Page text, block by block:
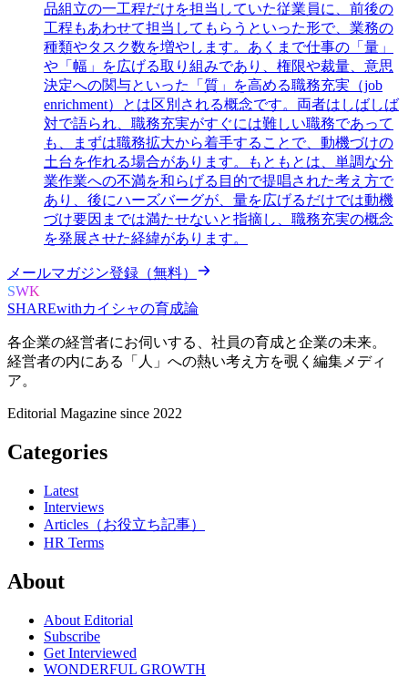
品組立の一工程だけを担当していた従業員に、前後の
工程もあわせて担当してもらうといった形で、業務の
種類やタスク数を増やします。あくまで仕事の「量」
や「幅」を広げる取り組みであり、権限や裁量、意思
決定への関与といった「質」を高める職務充実（job
enrichment）とは区別される概念です。両者はしばしば
対で語られ、職務充実がすぐには難しい職務であって
も、まずは職務拡大から着手することで、動機づけの
土台を作れる場合があります。もともとは、単調な分
業作業への不満を和らげる目的で提唱された考え方で
あり、後にハーズバーグが、量を広げるだけでは動機
づけ要因までは満たせないと指摘し、職務充実の概念
を発展させた経緯があります。
メールマガジン登録（無料）
SWK
SHAREwithカイシャの育成論
各企業の経営者にお伺いする、 社員の育成と企業の未来。
経営者の内にある
「人」への熱い考え方を覗く 編集メディ
ア。
Editorial Magazine since 2022
Categories
Latest
Interviews
Articles（お役立ち記事）
HR Terms
About
About Editorial
Subscribe
Get Interviewed
WONDERFUL GROWTH